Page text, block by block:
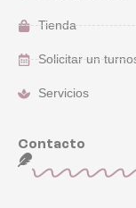
Tienda
Solicitar un
Servicios
Contacto